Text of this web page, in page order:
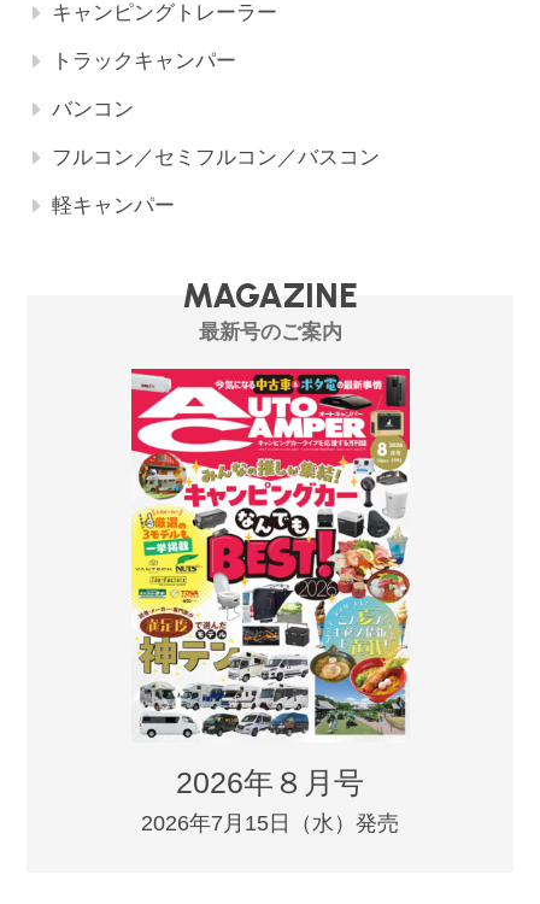
キャンピングトレーラー
トラックキャンパー
バンコン
フルコン／セミフルコン／バスコン
軽キャンパー
MAGAZINE
最新号のご案内
2026年８月号
2026年7月15日（水）発売